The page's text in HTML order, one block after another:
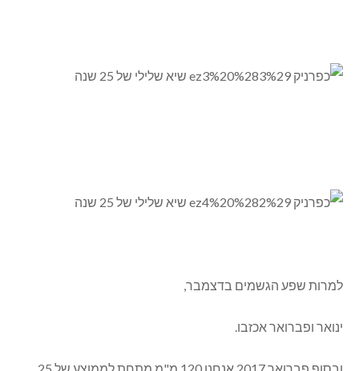
למרות שפע הגשמים בדצמבר,
ינואר ופברואר אכזבו.